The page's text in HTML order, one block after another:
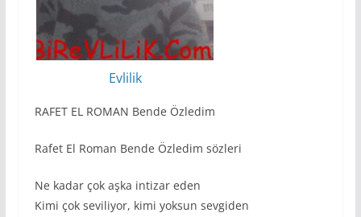
Evlilik
RAFET EL ROMAN Bende Özledim
Rafet El Roman Bende Özledim sözleri
Ne kadar çok aşka intizar eden
Kimi çok seviliyor, kimi yoksun sevgiden